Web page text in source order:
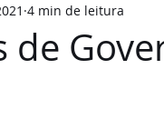
LGPD
de
4 min de leitura